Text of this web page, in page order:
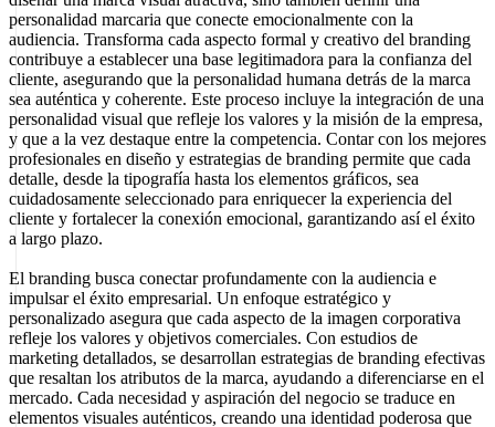
personalidad marcaria que conecte emocionalmente con la
audiencia. Transforma cada aspecto formal y creativo del branding
contribuye a establecer una base legitimadora para la confianza del
cliente, asegurando que la personalidad humana detrás de la marca
sea auténtica y coherente. Este proceso incluye la integración de una
personalidad visual que refleje los valores y la misión de la empresa,
y que a la vez destaque entre la competencia. Contar con los mejores
profesionales en diseño y estrategias de branding permite que cada
detalle, desde la tipografía hasta los elementos gráficos, sea
cuidadosamente seleccionado para enriquecer la experiencia del
cliente y fortalecer la conexión emocional, garantizando así el éxito
a largo plazo.
El branding busca conectar profundamente con la audiencia e
impulsar el éxito empresarial. Un enfoque estratégico y
personalizado asegura que cada aspecto de la imagen corporativa
refleje los valores y objetivos comerciales. Con estudios de
marketing detallados, se desarrollan estrategias de branding efectivas
que resaltan los atributos de la marca, ayudando a diferenciarse en el
mercado. Cada necesidad y aspiración del negocio se traduce en
elementos visuales auténticos, creando una identidad poderosa que